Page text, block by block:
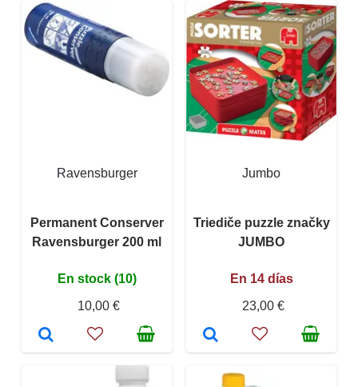
Ravensburger
Permanent Conserver
Ravensburger 200 ml
En stock (10)
10,00 €
Jumbo
Triediče puzzle značky
JUMBO
En 14 días
23,00 €